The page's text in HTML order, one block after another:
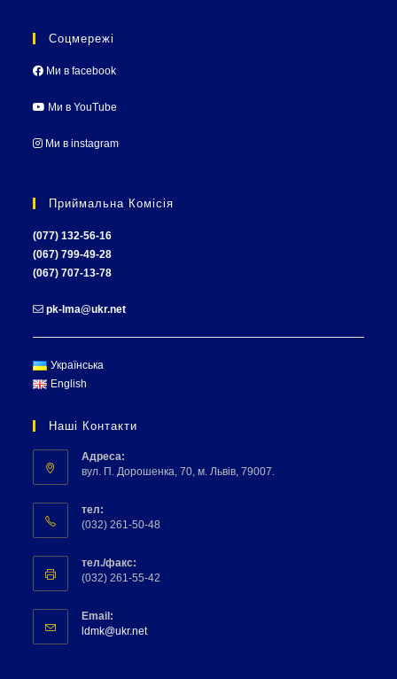
Соцмережі
Ми в facebook
Ми в YouTube
Ми в instagram
Приймальна Комісія
(077) 132-56-16
(067) 799-49-28
(067) 707-13-78
pk-lma@ukr.net
Українська
English
Наші Контакти
Адреса:
вул. П. Дорошенка, 70, м. Львів, 79007.
тел:
(032) 261-50-48
тел./факс:
(032) 261-55-42
Email:
ldmk@ukr.net